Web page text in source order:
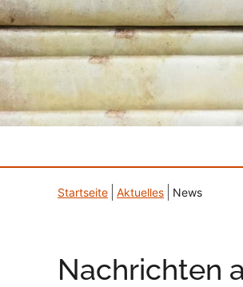
Startseite Aktuelles News
Nachrichten